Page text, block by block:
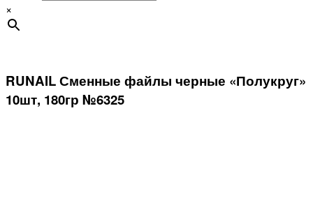
×
RUNAIL Сменные файлы черные «Полукруг»
10шт, 180гр №6325